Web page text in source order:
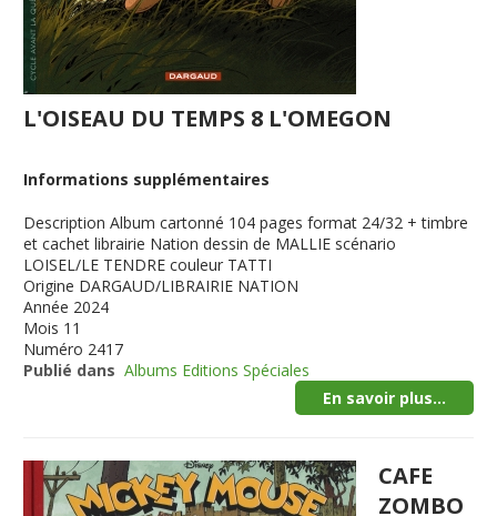
L'OISEAU DU TEMPS 8 L'OMEGON
Informations supplémentaires
Description Album cartonné 104 pages format 24/32 + timbre
et cachet librairie Nation dessin de MALLIE scénario
LOISEL/LE TENDRE couleur TATTI
Origine DARGAUD/LIBRAIRIE NATION
Année 2024
Mois 11
Numéro 2417
Publié dans Albums Editions Spéciales
En savoir plus...
CAFE
ZOMBO